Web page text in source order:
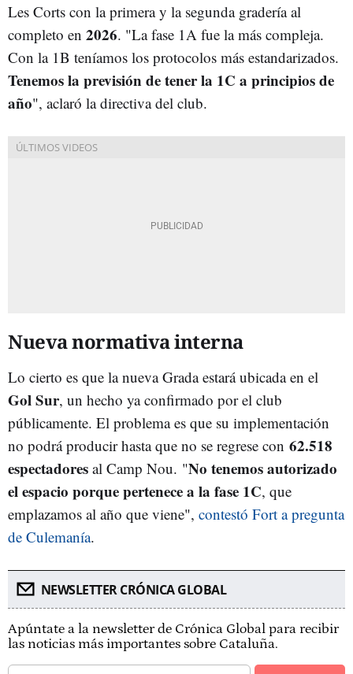
Les Corts con la primera y la segunda gradería al
completo en 2026. "La fase 1A fue la más compleja.
Con la 1B teníamos los protocolos más estandarizados.
Tenemos la previsión de tener la 1C a principios de
año", aclaró la directiva del club.
Nueva normativa interna
Lo cierto es que la nueva Grada estará ubicada en el
Gol Sur, un hecho ya confirmado por el club
públicamente. El problema es que su implementación
no podrá producir hasta que no se regrese con 62.518
espectadores al Camp Nou. "No tenemos autorizado
el espacio porque pertenece a la fase 1C, que
emplazamos al año que viene", contestó Fort a pregunta
de Culemanía.
NEWSLETTER CRÓNICA GLOBAL
Apúntate a la newsletter de Crónica Global para recibir
las noticias más importantes sobre Cataluña.